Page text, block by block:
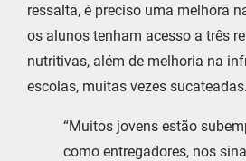
ressalta, é preciso uma melhora
os alunos tenham acesso a três
nutritivas, além de melhoria na
escolas, muitas vezes sucateadas.
“Muitos jovens estão
como entregadores, nos